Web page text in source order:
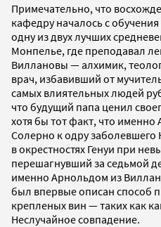
Примечательно, что
кафедру началось с
одну из двух лучших
Монпелье, где преподавал
Виллановы — алхимик,
врач, избавивший от
самых влиятельных людей
что будущий папа ценил
хотя бы тот факт, что
Солерно к одру заболевшего
в окрестностях Генуи при
перешагнувший за седьмой
именно Арнольдом из
был впервые описан способ
крепленых вин — таких как
Неслучайное совпадение.